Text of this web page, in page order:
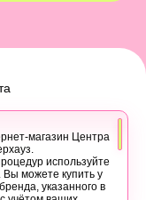
магазин Центра
используйте
Вы можете купить у
указанного в